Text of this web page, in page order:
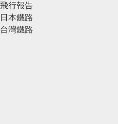
飛行報告
日本鐵路
台灣鐵路